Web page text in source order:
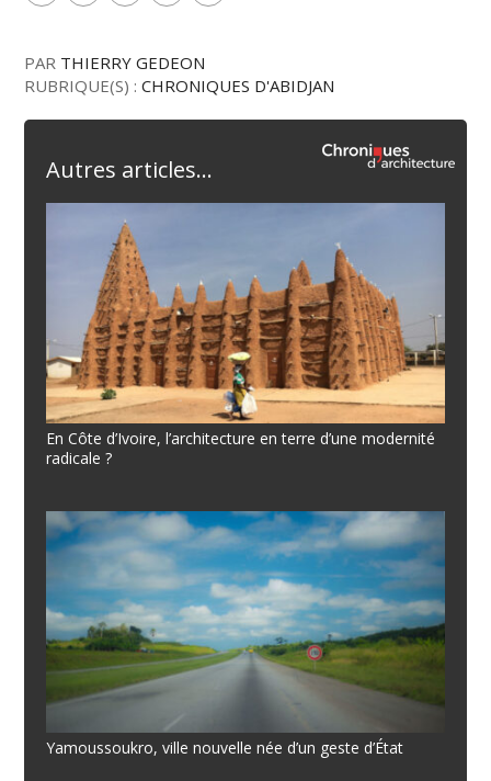
PAR THIERRY GEDEON
RUBRIQUE(S) :CHRONIQUES D'ABIDJAN
Autres articles...
En Côte d’Ivoire, l’architecture en terre d’une modernité
radicale ?
Yamoussoukro, ville nouvelle née d’un geste d’État